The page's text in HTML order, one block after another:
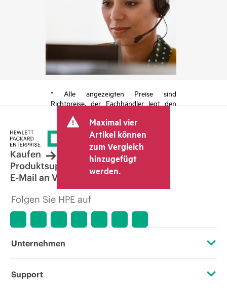
* Alle angezeigten Preise sind
Richtpreise, der Fachhändler legt den
kann weitere Gebühren wie
Mehrwertsteuer und Versandkosten
berücksichtigen. Der vom Fachhändler
festgelegte Transaktionspreis kann von
dem anderer Fachhändler und dem
angezeigten Richtpreis abweichen. Die
Richtpreise können zeitlich begrenzte
Sonderangebote enthalten. HPE behält
sich das Recht vor, jederzeit
Preisanpassungen vorzunehmen, u. a.
Marktbedingungen, der Einstellung von
Produktverfügbarkeit, dem Ende der
Lebensdauer von Werbeaktionen und
Maximal vier
Artikel können
zum Vergleich
hinzugefügt
werden.
Kaufen
Produktsupport
E-Mail an Vertrieb
Folgen Sie HPE auf
Unternehmen
Über HPE
Support